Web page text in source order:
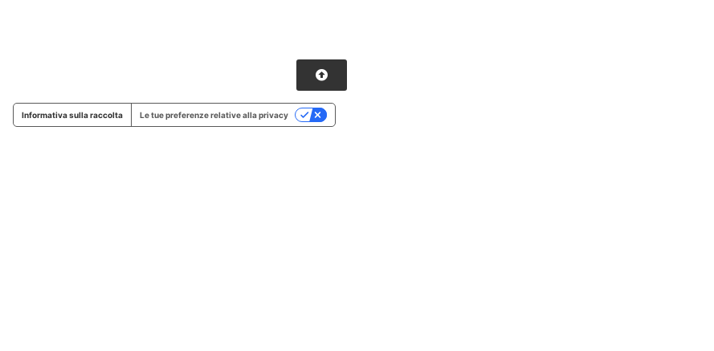
Informativa sulla raccolta Le tue preferenze relative alla privacy